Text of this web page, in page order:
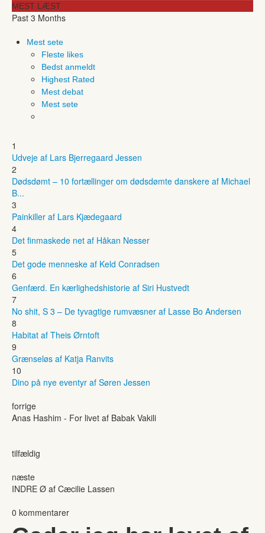
MEST LÆST
Past 3 Months
Mest sete
Fleste likes
Bedst anmeldt
Highest Rated
Mest debat
Mest sete
1
Udveje af Lars Bjerregaard Jessen
2
Dødsdømt – 10 fortællinger om dødsdømte danskere af Michael
B...
3
Painkiller af Lars Kjædegaard
4
Det finmaskede net af Håkan Nesser
5
Det gode menneske af Keld Conradsen
6
Genfærd. En kærlighedshistorie af Siri Hustvedt
7
No shit, S 3 – De tyvagtige rumvæsner af Lasse Bo Andersen
8
Habitat af Theis Ørntoft
9
Grænseløs af Katja Ranvits
10
Dino på nye eventyr af Søren Jessen
forrige
Anas Hashim - For livet af Babak Vakili
tilfældig
næste
INDRE Ø af Cæcilie Lassen
0 kommentarer